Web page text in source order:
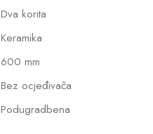
Dva korita
Keramika
600 mm
Bez ocjeđivača
Podugradbena